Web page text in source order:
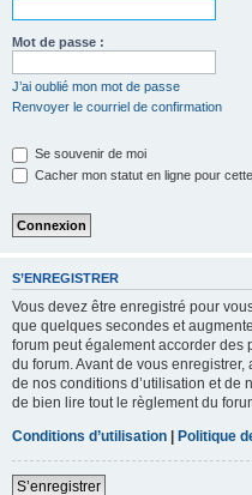
Mot de passe :
J’ai oublié mon mot de passe
Renvoyer le courriel de confirmation
Se souvenir de moi
Cacher mon statut en ligne pour
S’ENREGISTRER
Vous devez être enregistré pour
que quelques secondes et
forum peut également accorder
du forum. Avant de vous
de nos conditions d’utilisation et de
de bien lire tout le règlement du
Conditions d’utilisation | Politique
S’enregistrer